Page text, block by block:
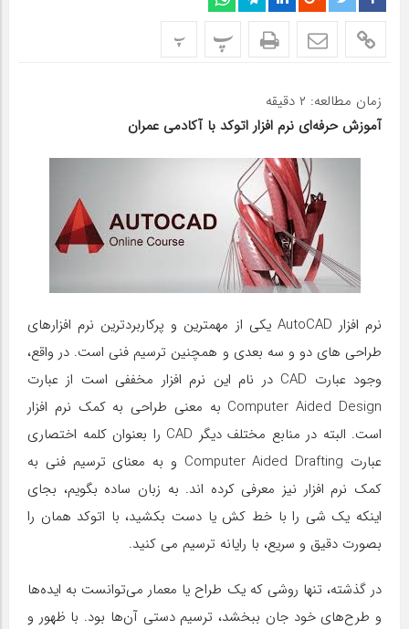
پ پ
زمان مطالعه: ۲ دقیقه
آموزش حرفه‌ای نرم افزار اتوکد با آکادمی عمران
نرم افزار AutoCAD یکی از مهمترین و پرکاربردترین نرم افزارهای
طراحی های دو و سه بعدی و همچنین ترسیم فنی است. در واقع،
وجود عبارت CAD در نام این نرم افزار مخففی است از عبارت
Computer Aided Design به معنی طراحی به کمک نرم افزار
است. البته در منابع مختلف دیگر CAD را بعنوان کلمه اختصاری
عبارت Computer Aided Drafting و به معنای ترسیم فنی به
کمک نرم افزار نیز معرفی کرده اند. به زبان ساده بگویم، بجای
اینکه یک شی را با خط کش یا دست بکشید، با اتوکد همان را
بصورت دقیق و سریع، با رایانه ترسیم می کنید.
در گذشته، تنها روشی که یک طراح یا معمار می‌توانست به ایده‌ها
و طرح‌های خود جان ببخشد، ترسیم دستی آن‌ها بود. با ظهور و